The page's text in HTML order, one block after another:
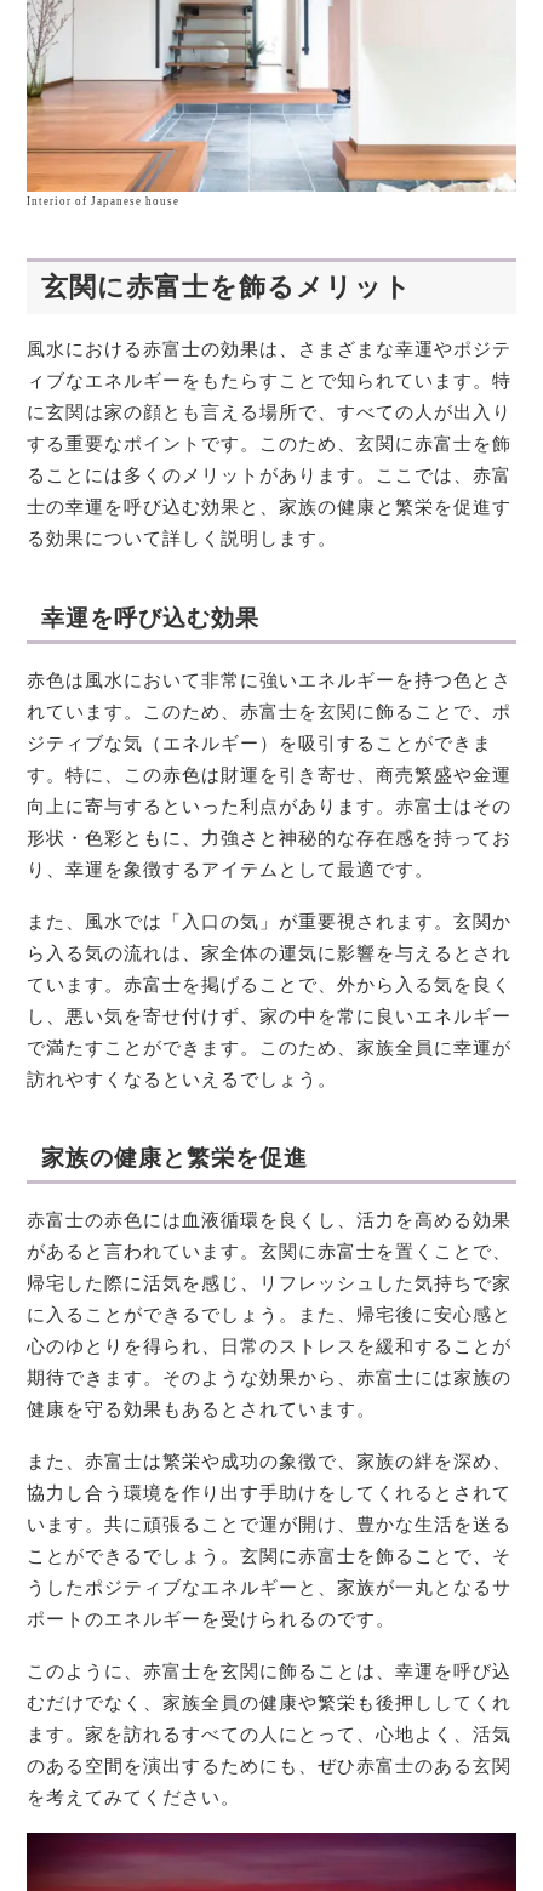
Interior of Japanese house
玄関に赤富士を飾るメリット
風水における赤富士の効果は、さまざまな幸運やポジテ
ィブなエネルギーをもたらすことで知られています。特
に玄関は家の顔とも言える場所で、すべての人が出入り
する重要なポイントです。このため、玄関に赤富士を飾
ることには多くのメリットがあります。ここでは、赤富
士の幸運を呼び込む効果と、家族の健康と繁栄を促進す
る効果について詳しく説明します。
幸運を呼び込む効果
赤色は風水において非常に強いエネルギーを持つ色とさ
れています。このため、赤富士を玄関に飾ることで、ポ
ジティブな気（エネルギー）を吸引することができま
す。特に、この赤色は財運を引き寄せ、商売繁盛や金運
向上に寄与するといった利点があります。赤富士はその
形状・色彩ともに、力強さと神秘的な存在感を持ってお
り、幸運を象徴するアイテムとして最適です。
また、風水では「入口の気」が重要視されます。玄関か
ら入る気の流れは、家全体の運気に影響を与えるとされ
ています。赤富士を掲げることで、外から入る気を良く
し、悪い気を寄せ付けず、家の中を常に良いエネルギー
で満たすことができます。このため、家族全員に幸運が
訪れやすくなるといえるでしょう。
家族の健康と繁栄を促進
赤富士の赤色には血液循環を良くし、活力を高める効果
があると言われています。玄関に赤富士を置くことで、
帰宅した際に活気を感じ、リフレッシュした気持ちで家
に入ることができるでしょう。また、帰宅後に安心感と
心のゆとりを得られ、日常のストレスを緩和することが
期待できます。そのような効果から、赤富士には家族の
健康を守る効果もあるとされています。
また、赤富士は繁栄や成功の象徴で、家族の絆を深め、
協力し合う環境を作り出す手助けをしてくれるとされて
います。共に頑張ることで運が開け、豊かな生活を送る
ことができるでしょう。玄関に赤富士を飾ることで、そ
うしたポジティブなエネルギーと、家族が一丸となるサ
ポートのエネルギーを受けられるのです。
このように、赤富士を玄関に飾ることは、幸運を呼び込
むだけでなく、家族全員の健康や繁栄も後押ししてくれ
ます。家を訪れるすべての人にとって、心地よく、活気
のある空間を演出するためにも、ぜひ赤富士のある玄関
を考えてみてください。